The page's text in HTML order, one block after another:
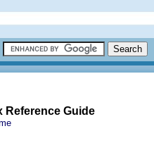
Reference Guide